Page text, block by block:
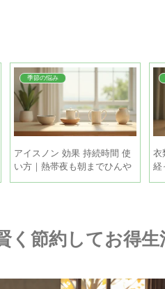
季節の悩み
アイスノン 効果 持続時間 使
い方｜熱帯夜も朝までひんや
り眠るコツ
衣
経
も
く節約してお得生